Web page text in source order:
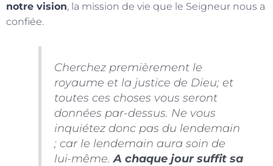
notre vision, la mission de vie que le Seigneur nous a
confiée.
Cherchez premièrement le
royaume et la justice de Dieu; et
toutes ces choses vous seront
données par-dessus. Ne vous
inquiétez donc pas du lendemain
; car le lendemain aura soin de
lui-même.A chaque jour suffit sa